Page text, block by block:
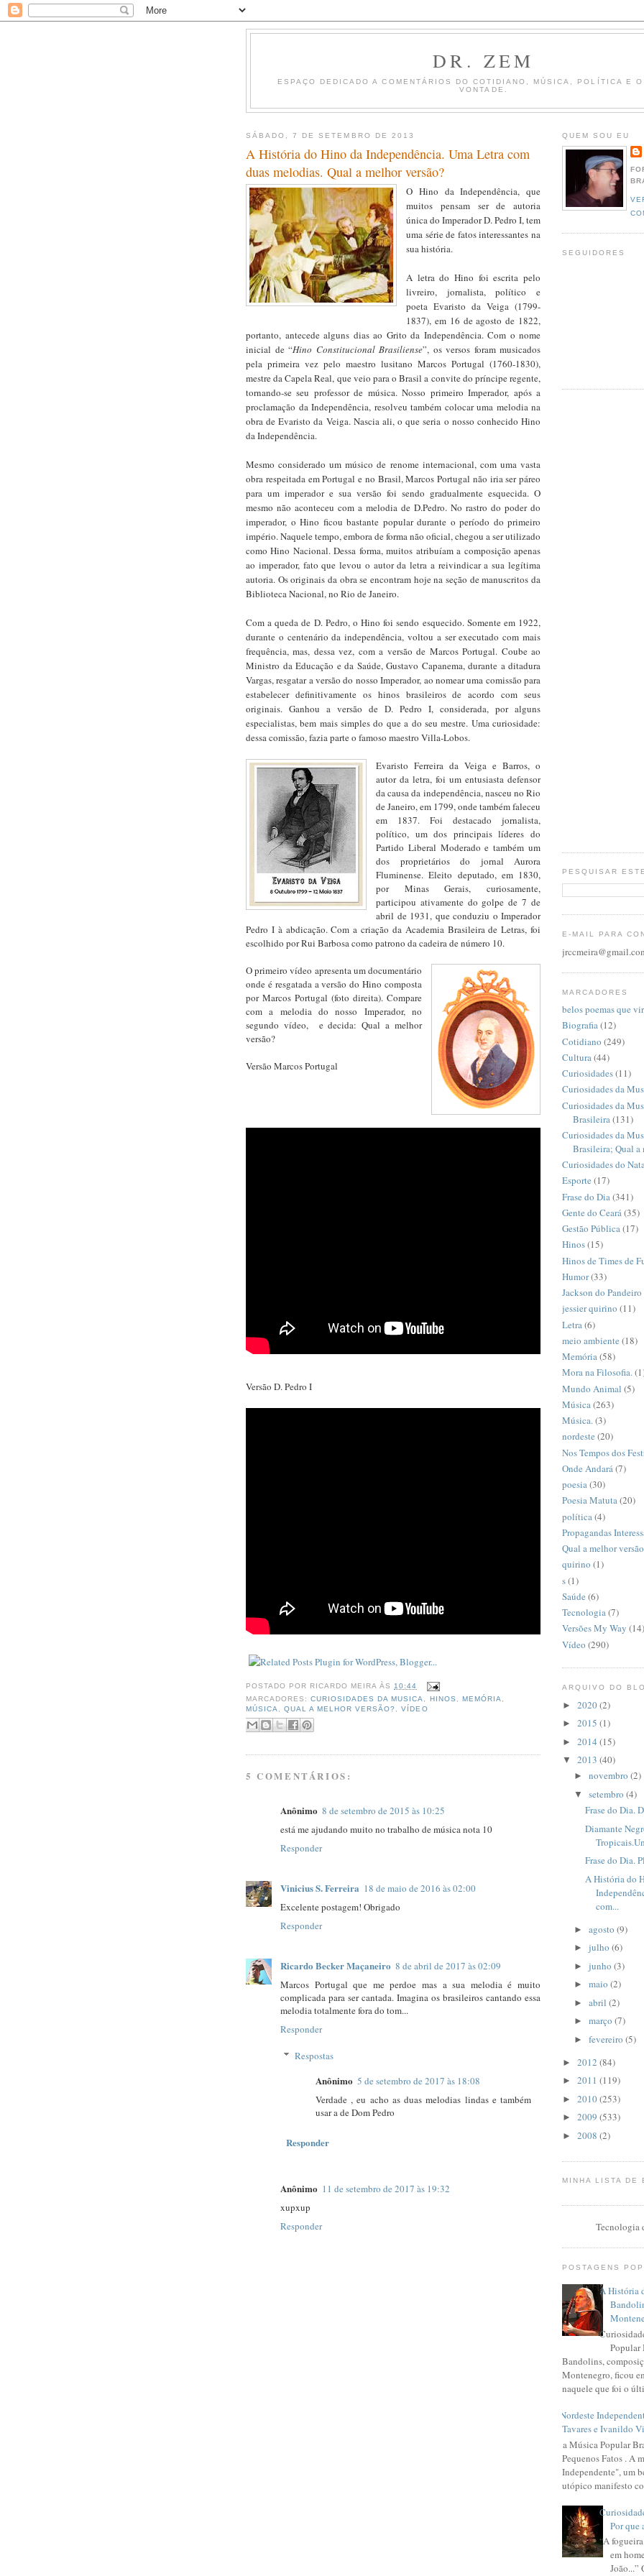
DR. ZEM
ESPAÇO DEDICADO A COMENTÁRIOS DO COTIDIANO, MÚSICA, POLÍTICA E O
VONTADE.
SÁBADO, 7 DE SETEMBRO DE 2013
A História do Hino da Independência. Uma Letra com
duas melodias. Qual a melhor versão?
O Hino da Independência, que
muitos pensam ser de autoria
única do Imperador D. Pedro I, tem
uma série de fatos interessantes na
sua história.
A letra do Hino foi escrita pelo
livreiro, jornalista, político e
poeta Evaristo da Veiga (1799-
1837), em 16 de agosto de 1822,
portanto, antecede alguns dias ao Grito da Independência. Com o nome
inicial de “Hino Constitucional Brasiliense”, os versos foram musicados
pela primeira vez pelo maestro lusitano Marcos Portugal (1760-1830),
mestre da Capela Real, que veio para o Brasil a convite do príncipe regente,
tornando-se seu professor de música. Nosso primeiro Imperador, após a
proclamação da Independência, resolveu também colocar uma melodia na
obra de Evaristo da Veiga. Nascia ali, o que seria o nosso conhecido Hino
da Independência.
Mesmo considerado um músico de renome internacional, com uma vasta
obra respeitada em Portugal e no Brasil, Marcos Portugal não iria ser páreo
para um imperador e sua versão foi sendo gradualmente esquecida. O
mesmo não aconteceu com a melodia de D.Pedro. No rastro do poder do
imperador, o Hino ficou bastante popular durante o período do primeiro
império. Naquele tempo, embora de forma não oficial, chegou a ser utilizado
como Hino Nacional. Dessa forma, muitos atribuíam a composição apenas
ao imperador, fato que levou o autor da letra a reivindicar a sua legítima
autoria. Os originais da obra se encontram hoje na seção de manuscritos da
Biblioteca Nacional, no Rio de Janeiro.
Com a queda de D. Pedro, o Hino foi sendo esquecido. Somente em 1922,
durante o centenário da independência, voltou a ser executado com mais
frequência, mas, dessa vez, com a versão de Marcos Portugal. Coube ao
Ministro da Educação e da Saúde, Gustavo Capanema, durante a ditadura
Vargas, resgatar a versão do nosso Imperador, ao nomear uma comissão para
estabelecer definitivamente os hinos brasileiros de acordo com seus
originais. Ganhou a versão de D. Pedro I, considerada, por alguns
especialistas, bem mais simples do que a do seu mestre. Uma curiosidade:
dessa comissão, fazia parte o famoso maestro Villa-Lobos.
Evaristo Ferreira da Veiga e Barros, o
autor da letra, foi um entusiasta defensor
da causa da independência, nasceu no Rio
de Janeiro, em 1799, onde também faleceu
em 1837. Foi destacado jornalista,
político, um dos principais líderes do
Partido Liberal Moderado e também um
dos proprietários do jornal Aurora
Fluminense. Eleito deputado, em 1830,
por Minas Gerais, curiosamente,
participou ativamente do golpe de 7 de
abril de 1931, que conduziu o Imperador
Pedro I à abdicação. Com a criação da Academia Brasileira de Letras, foi
escolhido por Rui Barbosa como patrono da cadeira de número 10.
O primeiro vídeo apresenta um documentário
onde é resgatada a versão do Hino composta
por Marcos Portugal (foto direita). Compare
com a melodia do nosso Imperador, no
segundo vídeo, e decida: Qual a melhor
versão?
Versão Marcos Portugal
Versão D. Pedro I
POSTADO POR RICARDO MEIRA ÀS 10:44
MARCADORES:CURIOSIDADES DA MUSICA HINOS MEMÓRIA
MÚSICA
,QUAL A MELHOR VERSÃO? ,VÍDEO
5 COMENTÁRIOS:
Anônimo 8 de setembro de 2015 às 10:25
está me ajudando muito no trabalho de música nota 10
Responder
Vinicius S. Ferreira 18 de maio de 2016 às 02:00
Excelente postagem! Obrigado
Responder
Ricardo Becker Maçaneiro 8 de abril de 2017 às 02:09
Marcos Portugal que me perdoe mas a sua melodia é muito
complicada para ser cantada. Imagina os brasileiros cantando essa
melodia totalmente fora do tom...
Responder
Respostas
Anônimo 5 de setembro de 2017 às 18:08
Verdade , eu acho as duas melodias lindas e também
usar a de Dom Pedro
Responder
Anônimo 11 de setembro de 2017 às 19:32
xupxup
Responder
QUEM SOU EU
SEGUIDORES
PESQUISAR
E-MAIL PARA
MARCADORES
belos poemas que
Biografia(12)
Cotidiano (249)
Cultura(44)
Curiosidades(11)
Curiosidades da
Curiosidades da
Brasileira(131)
Curiosidades da
Brasileira; Qual a
Curiosidades do
Esporte (17)
Frase do Dia(341)
Gente do Ceará(35)
Gestão Pública(17)
Hinos(15)
Hinos de Times de
Humor(33)
Jackson do Pandeiro
jessier quirino (11)
Letra(6)
meio ambiente (18)
Memória(58)
Mora na Filosofia.
Mundo Animal (5)
Música(263)
Música.(3)
nordeste (20)
Nos Tempos dos
Onde Andará(7)
poesia(30)
Poesia Matuta(20)
política(4)
Propagandas
Qual a melhor
quirino (1)
s(1)
Saúde (6)
Tecnologia(7)
Versões My Way (14)
Vídeo (290)
ARQUIVO DO
► 2020(2)
► 2015 (1)
► 2014 (15)
▼ 2013 (40)
► novembro (2)
▼ setembro (4)
Frase do Dia.
Diamante
Frase do Dia.
A História do
com...
► agosto (9)
► julho (6)
► junho (3)
► maio (2)
► abril (2)
► março (7)
► fevereiro (5)
► 2012 (84)
► 2011 (119)
► 2010(253)
► 2009 (533)
► 2008 (2)
MINHA LISTA DE
Tecnologia
POSTAGENS
A História
Popular
Bandolins,
Montenegro, ficou
naquele que foi o
O Nordeste
Tavares e Ivanildo
Aí a Música Popular
Pequenos Fatos . A
Independente", um
utópico manifesto
Por que
“A
em
João...”